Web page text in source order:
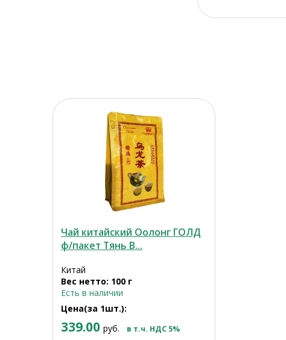
Чай китайский Оолонг ГОЛД
ф/пакет Тянь В...
Китай
Вес нетто: 100 г
Есть в наличии
Цена(за 1шт.):
339.00 руб. в т.ч. НДС 5%